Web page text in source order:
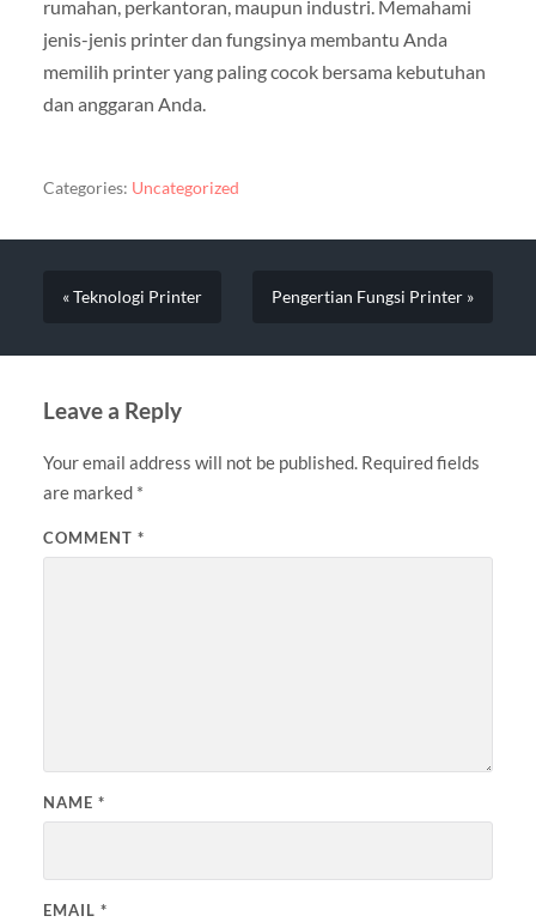
rumahan, perkantoran, maupun industri. Memahami
jenis-jenis printer dan fungsinya membantu Anda
memilih printer yang paling cocok bersama kebutuhan
dan anggaran Anda.
Categories: Uncategorized
« Teknologi Printer Pengertian Fungsi Printer »
Leave a Reply
Your email address will not be published. Required fields
are marked *
COMMENT *
NAME *
EMAIL *